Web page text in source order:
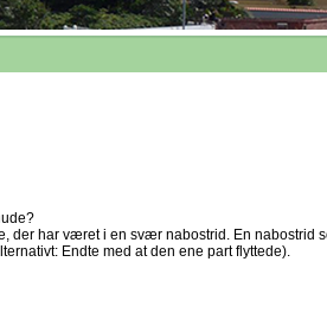
der har været i en svær nabostrid. En nabostrid
Endte med at den ene part flyttede).